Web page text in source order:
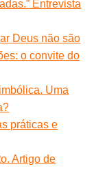
Entrevista
Deus não são
o convite do
Uma
práticas e
Artigo de